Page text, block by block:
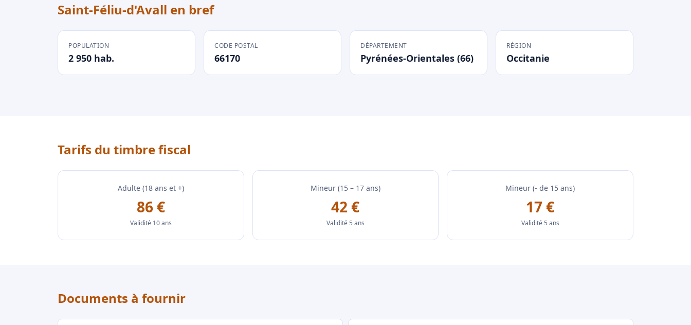
Saint-Féliu-d'Avall en bref
POPULATION
2 950 hab.
CODE POSTAL
66170
DÉPARTEMENT
Pyrénées-Orientales (66)
RÉGION
Occitanie
Tarifs du timbre fiscal
Adulte (18 ans et +)
86 €
Validité 10 ans
Mineur (15 – 17 ans)
42 €
Validité 5 ans
Mineur (- de 15 ans)
17 €
Validité 5 ans
Documents à fournir